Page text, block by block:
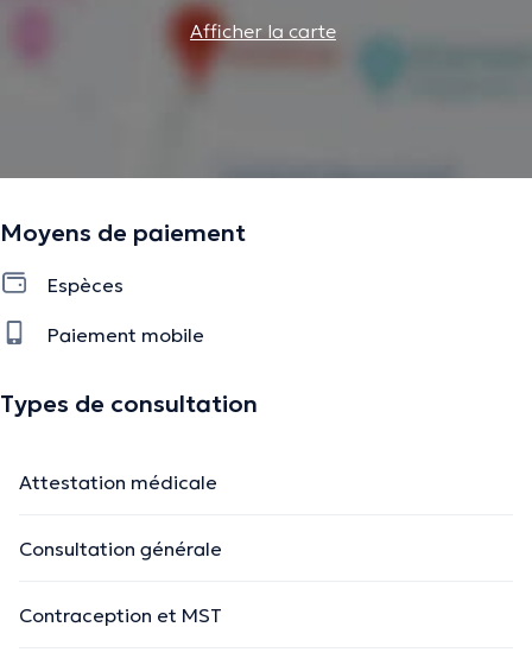
Afficher la carte
Moyens de paiement
Espèces
Paiement mobile
Types de consultation
Attestation médicale
Consultation générale
Contraception et MST